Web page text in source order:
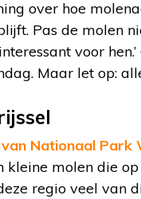
over hoe
Pas de molen
voor
Maar let op:
Nationaal Park
kleine molen die
regio veel